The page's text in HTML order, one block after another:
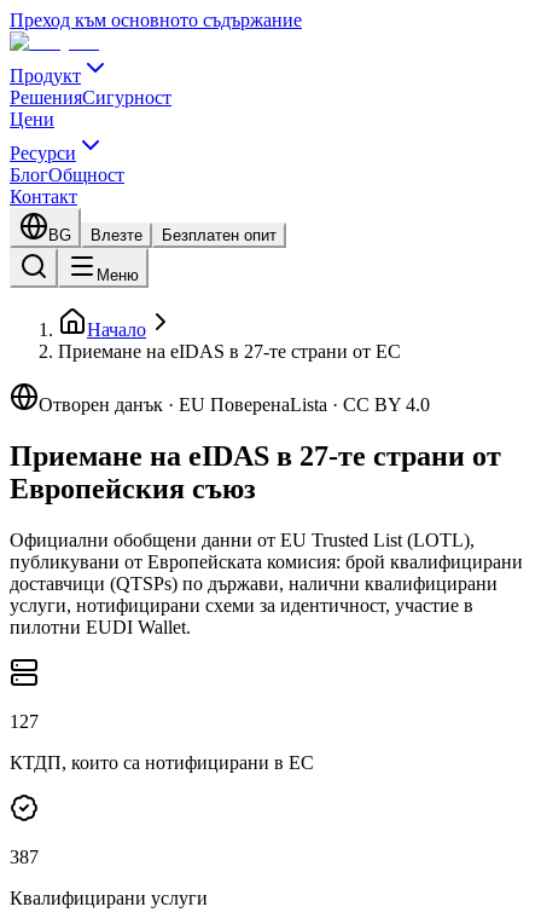
Преход към основното съдържание
Продукт
РешенияСигурност
Цени
Ресурси
БлогОбщност
Контакт
BG Влезте Безплатен опит
Меню
Начало
Приемане на eIDAS в 27-те страни от ЕС
Отворен данък · EU ПоверенаLista · CC BY 4.0
Приемане на eIDAS в 27-те страни от
Европейския съюз
Официални обобщени данни от EU Trusted List (LOTL),
публикувани от Европейската комисия: брой квалифицирани
доставчици (QTSPs) по държави, налични квалифицирани
услуги, нотифицирани схеми за идентичност, участие в
пилотни EUDI Wallet.
127
КТДП, които са нотифицирани в ЕС
387
Квалифицирани услуги